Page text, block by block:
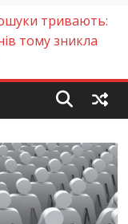
тривають:
тому зникла